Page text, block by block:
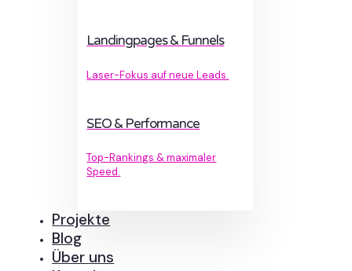
Landingpages & Funnels
Laser-Fokus auf neue Leads.
SEO & Performance
Top-Rankings & maximaler
Speed.
Projekte
Blog
Über uns